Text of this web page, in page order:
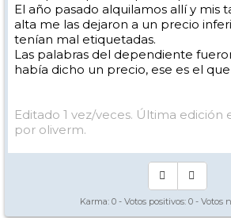
El año pasado alquilamos allí y mis
alta me las dejaron a un precio
tenían mal etiquetadas.
Las palabras del dependiente
había dicho un precio, ese es el
Editado 1 vez/veces. Última edición
por oliverm.
Karma: 0 - Votos positivos: 0 - Votos